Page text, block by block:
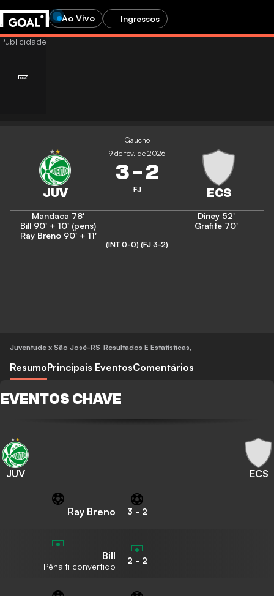
Ao Vivo Ingressos
Gaúcho
9 de fev. de 2026
3-2
FJ
Mandaca 78'
Bill 90' + 10' (pens)
Ray Breno 90' + 11'
Diney 52'
Grafite 70'
(INT 0-0) (FJ 3-2)
Juventude x São José-RS Resultados E Estatísticas,
ResumoPrincipais EventosComentários
EVENTOS CHAVE
JUV ECS
Ray Breno 3 - 2
Bill
Pênalti convertido
2 - 2